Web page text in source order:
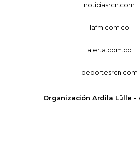
noticiasrcn.com
lafm.com.co
alerta.com.co
deportesrcn.com
Organización Ardila Lülle -